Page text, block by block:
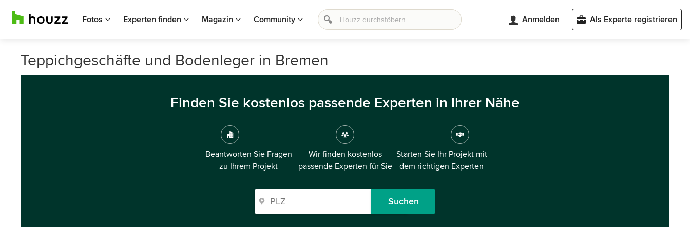
Fotos Experten finden Magazin Community Anmelden Als Experte registrieren
Teppichgeschäfte und Bodenleger in Bremen
Finden Sie kostenlos passende Experten in Ihrer Nähe
Beantworten Sie Fragen
zu Ihrem Projekt
Wir finden kostenlos
passende Experten für Sie
Starten Sie Ihr Projekt mit
dem richtigen Experten
Suchen